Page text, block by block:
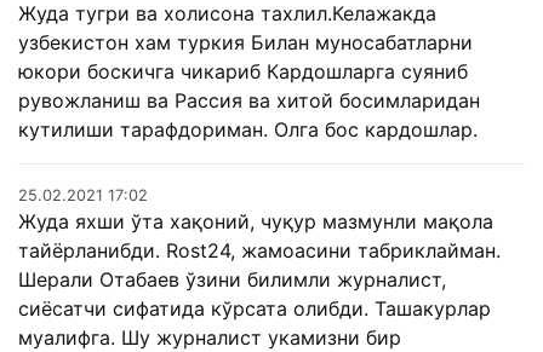
Жуда тугри ва холисона тахлил.Келажакда
узбекистон хам туркия Билан муносабатларни
юкори боскичга чикариб Кардошларга суяниб
рувожланиш ва Рассия ва хитой босимларидан
кутилиши тарафдориман. Олга бос кардошлар.
25.02.2021 17:02
Жуда яхши ўта хақоний, чуқур мазмунли мақола
тайёрланибди. Rost24, жамоасини табриклайман.
Шерали Отабаев ўзини билимли журналист,
сиёсатчи сифатида кўрсата олибди. Ташакурлар
муалифга. Шу журналист укамизни бир